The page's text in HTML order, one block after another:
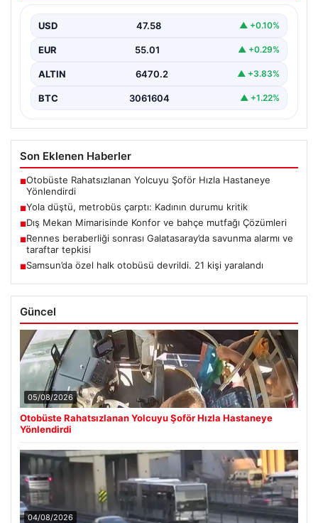
USD 47.58 ▲ +0.10%
EUR 55.01 ▲ +0.29%
ALTIN 6470.2 ▲ +3.83%
BTC 3061604 ▲ +1.22%
Son Eklenen Haberler
■Otobüste Rahatsızlanan Yolcuyu Şoför Hızla Hastaneye
Yönlendirdi
■Yola düştü, metrobüs çarptı: Kadının durumu kritik
■Dış Mekan Mimarisinde Konfor ve bahçe mutfağı Çözümleri
■Rennes beraberliği sonrası Galatasaray’da savunma alarmı ve
taraftar tepkisi
■Samsun’da özel halk otobüsü devrildi. 21 kişi yaralandı
Güncel
05/08/2026
Otobüste Rahatsızlanan Yolcuyu Şoför Hızla Hastaneye
Yönlendirdi
04/08/2026